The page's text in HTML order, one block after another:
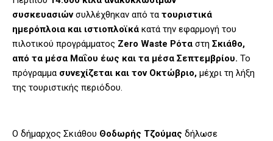
συσκευασιώνσυλλέχθηκαν από τα τουριστικά
ημερόπλοια και ιστιοπλοϊκά κατά την εφαρμογή του
πιλοτικού προγράμματος Zero Waste Ρότα στη Σκιάθο,
από τα μέσα Μαΐου έως και τα μέσα Σεπτεμβρίου. Το
πρόγραμμα συνεχίζεται και τον Οκτώβριο, μέχρι τη λήξη
της τουριστικής περιόδου.
Ο δήμαρχος Σκιάθου Θοδωρής Τζούμας δήλωσε